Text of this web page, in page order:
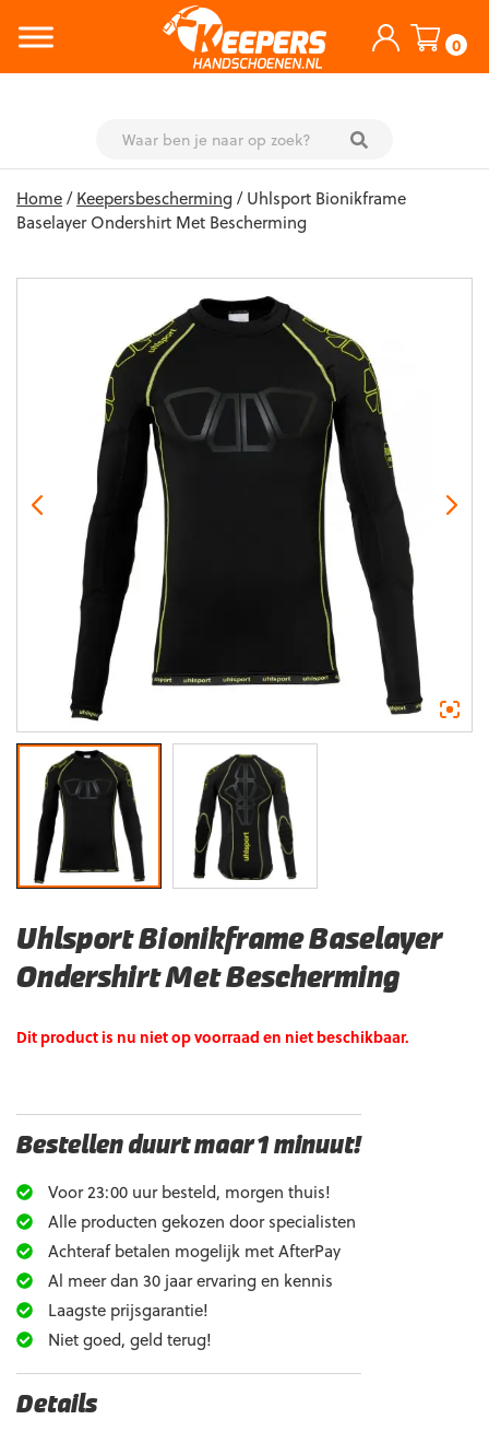
0
content
Home/Keepersbescherming/ Uhlsport Bionikframe
Baselayer Ondershirt Met Bescherming
Uhlsport Bionikframe Baselayer
Ondershirt Met Bescherming
Dit product is nu niet op voorraad en niet beschikbaar.
Bestellen duurt maar 1 minuut!
Voor 23:00 uur besteld, morgen thuis!
Alle producten gekozen door specialisten
Achteraf betalen mogelijk met AfterPay
Al meer dan 30 jaar ervaring en kennis
Laagste prijsgarantie!
Niet goed, geld terug!
Details